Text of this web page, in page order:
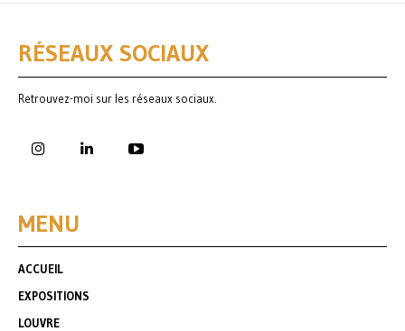
RÉSEAUX SOCIAUX
Retrouvez-moi sur les réseaux sociaux.
MENU
ACCUEIL
EXPOSITIONS
LOUVRE